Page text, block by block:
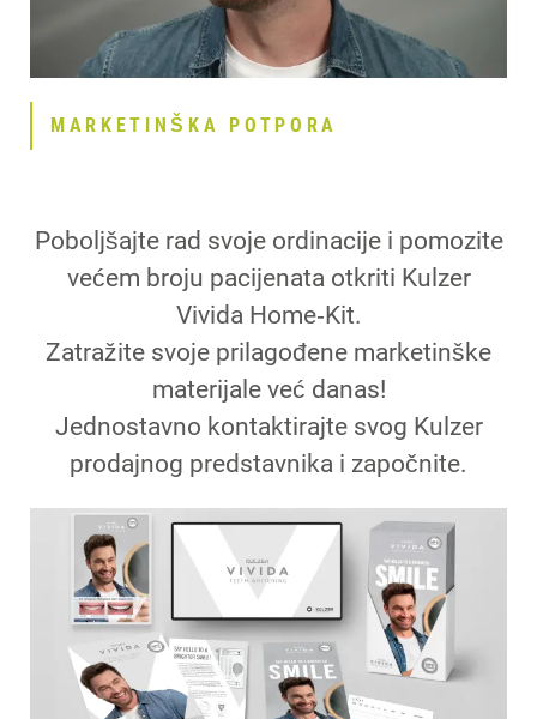
MARKETINŠKA POTPORA
Poboljšajte rad svoje ordinacije i pomozite
većem broju pacijenata otkriti Kulzer
Vivida Home‑Kit.
Zatražite svoje prilagođene marketinške
materijale već danas!
Jednostavno kontaktirajte svog Kulzer
prodajnog predstavnika i započnite.